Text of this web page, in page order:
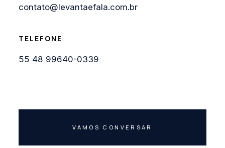
contato@levantaefala.com.br
TELEFONE
55 48 99640-0339
VAMOS CONVERSAR